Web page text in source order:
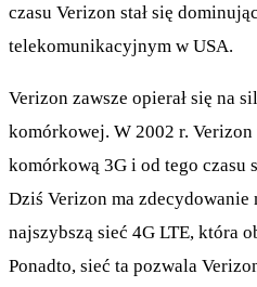
czasu Verizon stał się
telekomunikacyjnym w USA.
Verizon zawsze opierał się na
komórkowej. W 2002 r. Verizon
komórkową 3G i od tego czasu
Dziś Verizon ma
najszybszą sieć 4G LTE, która
Ponadto, sieć ta pozwala